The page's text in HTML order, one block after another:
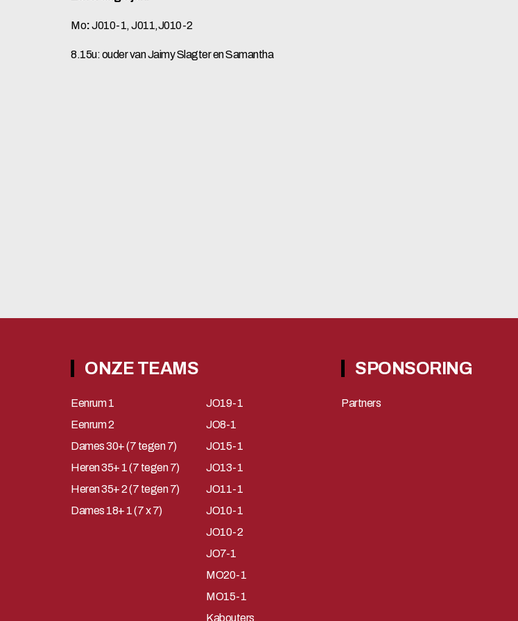
Mo:J010-1, J011,J010-2
8.15u: ouder van Jaimy Slagter en Samantha
ONZE TEAMS
Eenrum 1
Eenrum 2
Dames 30+ (7 tegen 7)
Heren 35+ 1 (7 tegen 7)
Heren 35+ 2 (7 tegen 7)
Dames 18+ 1 (7 x 7)
JO19-1
JO8-1
JO15-1
JO13-1
JO11-1
JO10-1
JO10-2
JO7-1
MO20-1
MO15-1
Kabouters
SPONSORING
Partners